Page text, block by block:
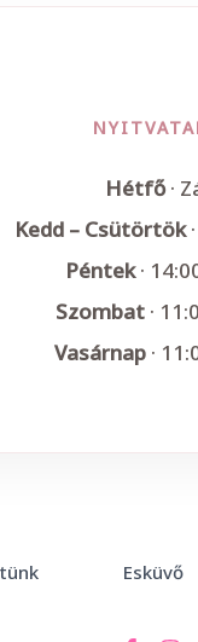
Hétfő·
Kedd – Csütörtök
Péntek·
Szombat·
Vasárnap·
Esküvő